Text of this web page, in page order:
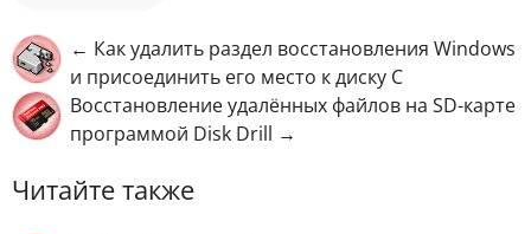
← Как удалить раздел восстановления Windows
и присоединить его место к диску С
Восстановление удалённых файлов на SD-карте
программой Disk Drill →
Читайте также